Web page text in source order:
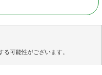
可能性がございます。